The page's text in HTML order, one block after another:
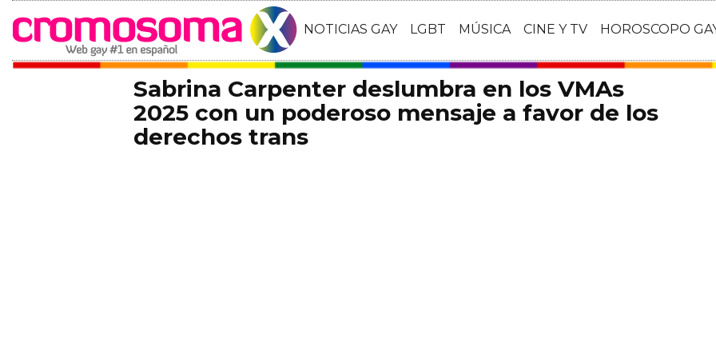
NOTICIAS GAY LGBT MÚSICA CINE Y TV HOROSCOPO
Sabrina Carpenter deslumbra en los VMAs
2025 con un poderoso mensaje a favor de los
derechos trans